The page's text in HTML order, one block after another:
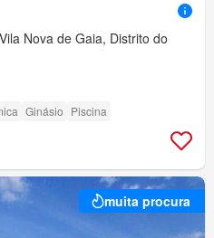
Nova de Gaia, Distrito do
Ginásio Piscina
muita procura